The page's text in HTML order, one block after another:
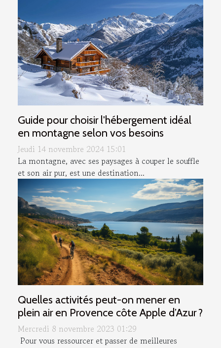
Guide pour choisir l'hébergement idéal
en montagne selon vos besoins
Jeudi 14 novembre 2024 15:01
La montagne, avec ses paysages à couper le souffle
et son air pur, est une destination...
Quelles activités peut-on mener en
plein air en Provence côte Apple d’Azur ?
Mercredi 8 novembre 2023 01:29
Pour vous ressourcer et passer de meilleures